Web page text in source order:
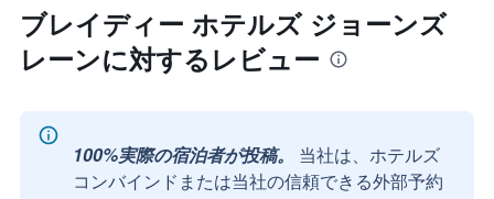
ブレイディー ホテルズ ジョーンズ
レーンに対するレビュー
100%実際の宿泊者が投稿。
当社は、ホテルズ
コンバインドまたは当社の信頼できる外部予約